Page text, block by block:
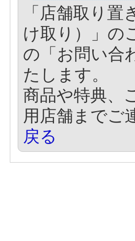
「店舗取り
け取り）」の
の「お問い合
たします。
商品や特典、
用店舗までご
戻る